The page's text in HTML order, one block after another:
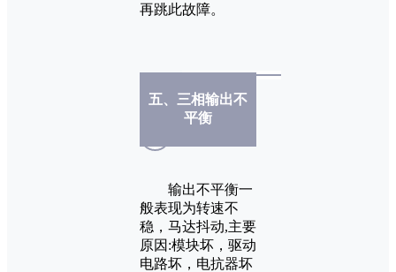
再跳此故障。
五、三相输出不
平衡
输出不平衡一
般表现为转速不
稳，马达抖动,主要
原因:模块坏，驱动
电路坏，电抗器坏